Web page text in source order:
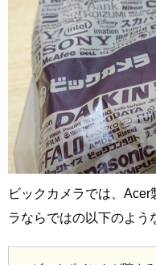
ビックカメラでは、
ラならではの以下のよう